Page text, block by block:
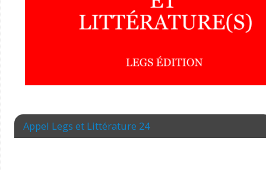
Appel Legs et Littérature 24